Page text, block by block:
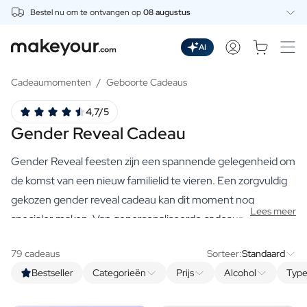
Bestel nu om te ontvangen op08 augustus
Dranken
Gepersonaliseerde Gin
Gepersonaliseerde Wodka
Gepersonaliseerde Rum
Gepersonaliseerde Spritz
Gepersonaliseerde Vermouth
Gepersonaliseerde Tequila
Gepersonaliseerde Rode Wijn
AI
Cadeaumomenten / Geboorte Cadeaus
Gender Reveal Cadeau
4,7/5
Gender Reveal feesten zijn een spannende gelegenheid om
de komst van een nieuw familielid te vieren. Een zorgvuldig
gekozen gender reveal cadeau kan dit moment nog
specialer maken. Van gepersonaliseerde cadeaus die de
de onthulling nog spannender maken, onze selectie van
premium geschenken heeft voor elk wat wils.
Lees meer
Bestseller Categorieën Prijs Alcohol
79 cadeaus Sorteer:Standaard